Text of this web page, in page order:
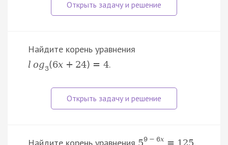
Найдите корень уравнения
l og3(6x + 24) = 4.
59 − 6x = 125